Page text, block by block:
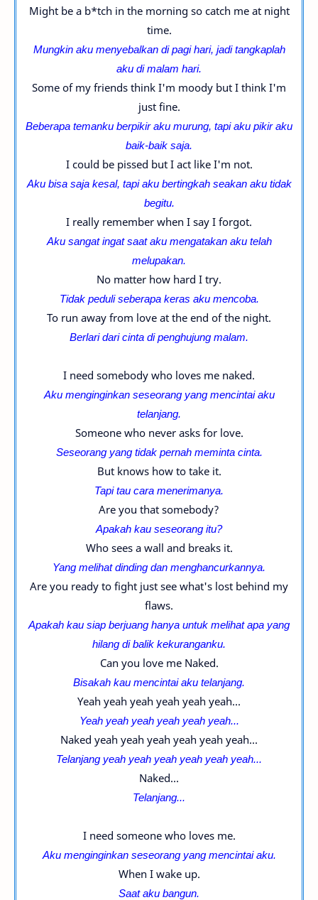
Might be a b*tch in the morning so catch me at night
time.
Mungkin aku menyebalkan di pagi hari, jadi tangkaplah
aku di malam hari.
Some of my friends think I'm moody but I think I'm
just fine.
Beberapa temanku berpikir aku murung, tapi aku pikir aku
baik-baik saja.
I could be pissed but I act like I'm not.
Aku bisa saja kesal, tapi aku bertingkah seakan aku tidak
begitu.
I really remember when I say I forgot.
Aku sangat ingat saat aku mengatakan aku telah
melupakan.
No matter how hard I try.
Tidak peduli seberapa keras aku mencoba.
To run away from love at the end of the night.
Berlari dari cinta di penghujung malam.
I need somebody who loves me naked.
Aku menginginkan seseorang yang mencintai aku
telanjang.
Someone who never asks for love.
Seseorang yang tidak pernah meminta cinta.
But knows how to take it.
Tapi tau cara menerimanya.
Are you that somebody?
Apakah kau seseorang itu?
Who sees a wall and breaks it.
Yang melihat dinding dan menghancurkannya.
Are you ready to fight just see what's lost behind my
flaws.
Apakah kau siap berjuang hanya untuk melihat apa yang
hilang di balik kekuranganku.
Can you love me Naked.
Bisakah kau mencintai aku telanjang.
Yeah yeah yeah yeah yeah yeah...
Yeah yeah yeah yeah yeah yeah...
Naked yeah yeah yeah yeah yeah yeah...
Telanjang yeah yeah yeah yeah yeah yeah...
Naked...
Telanjang...
I need someone who loves me.
Aku menginginkan seseorang yang mencintai aku.
When I wake up.
Saat aku bangun.